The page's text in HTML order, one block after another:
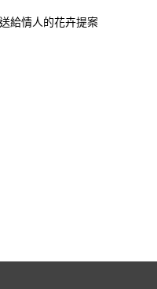
給情人的花卉提案